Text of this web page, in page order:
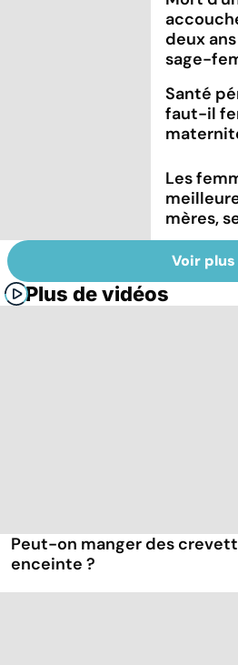
deux
sage-
Santé
faut-il
Les
mères,
Voir plus
Plus de vidéos
Peut-on manger des
enceinte ?